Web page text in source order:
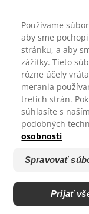
© 2025
Všetky
Pravidlá
Zásady ochrany
Používame
aby sme
stránku, a aby
zážitky. Tieto
rôzne účely
merania
tretích strán.
súhlasíte s
podobných
osobnosti
Spravovať
Prijať